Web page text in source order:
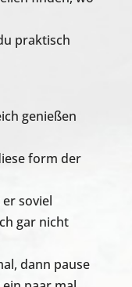
praktisch
genießen
form der
soviel
gar nicht
dann pause